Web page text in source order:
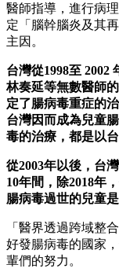
醫師指導，進行病
定「腦幹腦炎及其
主因。
台灣從1998至 2002
林奏延等無數醫師
定了腸病毒重症的
台灣因而成為兒童
毒的治療，都是以
從2003年以後，台
10年間，除2018年
腸病毒過世的兒童是
「醫界透過跨域整
好發腸病毒的國家
輩們的努力。